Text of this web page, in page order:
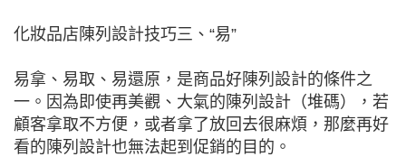
化妝品店陳列設計技巧三、“易”
易拿、易取、易還原，是商品好陳列設計的條件之
一。因為即使再美觀、大氣的陳列設計（堆碼），若
顧客拿取不方便，或者拿了放回去很麻煩，那麼再好
看的陳列設計也無法起到促銷的目的。